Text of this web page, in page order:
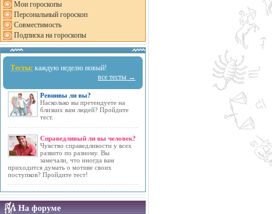
Мои гороскопы
Персональный гороскоп
Совместимость
Подписка на гороскопы
Тесты: каждую неделю новый!
все тесты →
Ревнивы ли вы?
Насколько вы претендуете на
близких вам людей? Пройдите
тест.
Справедливый ли вы человек?
Чувство справедливости у всех
развито по разному. Вы
замечали, что иногда вам
приходится думать о мотиве своих
поступков? Пройдите тест!
На форуме